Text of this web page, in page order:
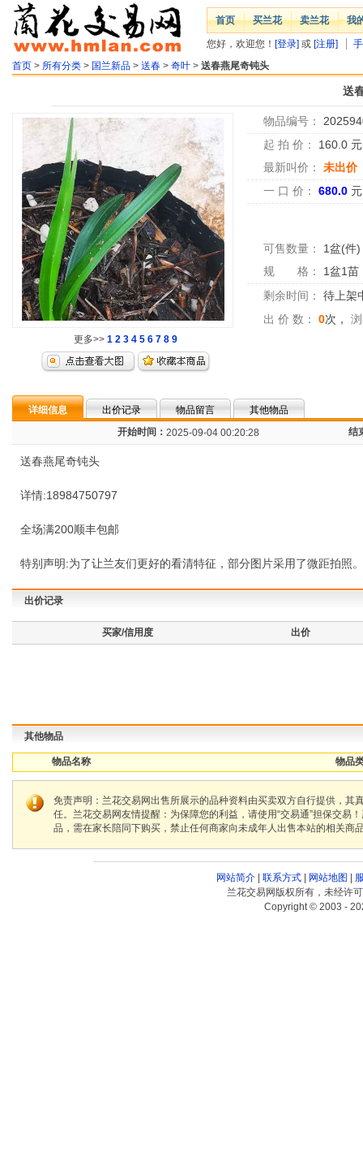
首页 买兰花 卖兰花 我
您好，欢迎您！ [登录] 或 [注册]
首页 > 所有分类 > 国兰新品 > 送春 > 奇叶 > 送春燕尾奇钝头
送
更多>> 1 2 3 4 5 6 7 8 9
物品编号：
起 拍 价：
160.0
最新叫价：
未出价
一 口 价：
680.0 元
可售数量： 1盆(件)
规 格：
1盆1苗
剩余时间：
待上架
出 价 数：
0次，
详细信息 出价记录 物品留言
其他物品
开始时间： 2025-09-04 00:20:28 结
送春燕尾奇钝头
详情:18984750797
全场满200顺丰包邮
特别声明:为了让兰友们更好的看清特征，部分图片采用了微距拍照
出价记录
买家/信用度 出价
其他物品
物品名称 物品
免责声明：兰花交易网出售所展示的品种资料由买卖双方自行提供，
任。兰花交易网友情提醒：为保障您的利益，请使用“交易通”担保交
品，需在家长陪同下购买，禁止任何商家向未成年人出售本站的相关商
网站简介| 联系方式| 网站地图
兰花交易网版权所有，未经许
Copyright © 2003 -